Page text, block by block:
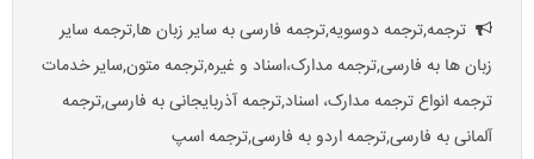
ترجمه,ترجمه دوسویه,ترجمه فارسی به سایر زبان ها,ترجمه سایر
زبان ها به فارسی,ترجمه مدارک،اسناد و غیره,ترجمه متون,سایر خدمات
ترجمه انواع ترجمه مدارک، اسناد,ترجمه آذربایجانی به فارسی,ترجمه
آلمانی به فارسی,ترجمه اردو به فارسی,ترجمه اسپ